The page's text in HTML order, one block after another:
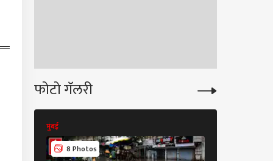
फोटो गॅलरी
मुंबई
8 Photos
सुपरस्टारला